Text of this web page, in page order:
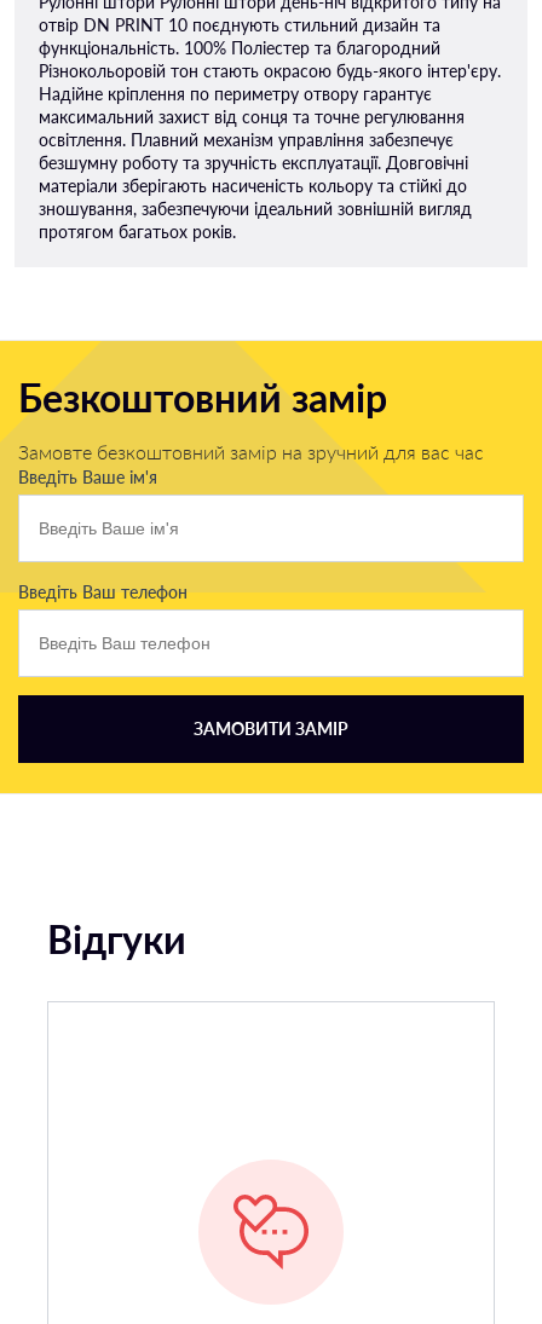
отвір DN PRINT 10 поєднують стильний дизайн та
функціональність. 100% Поліестер та благородний
Різнокольоровій тон стають окрасою будь-якого інтер'єру.
Надійне кріплення по периметру отвору гарантує
максимальний захист від сонця та точне регулювання
освітлення. Плавний механізм управління забезпечує
безшумну роботу та зручність експлуатації. Довговічні
матеріали зберігають насиченість кольору та стійкі до
зношування, забезпечуючи ідеальний зовнішній вигляд
протягом багатьох років.
Безкоштовний замір
Замовте безкоштовний замір на зручний для вас час
Введіть Ваше ім'я
Введіть Ваш телефон
ЗАМОВИТИ ЗАМІР
Відгуки